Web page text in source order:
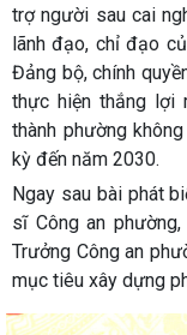
trợ người sau cai
lãnh đạo, chỉ đạo
Đảng bộ, chính
thực hiện thắng lợi
thành phường
kỳ đến năm 2030.
Ngay sau bài phát
sĩ Công an
Trưởng Công an
mục tiêu xây dựng